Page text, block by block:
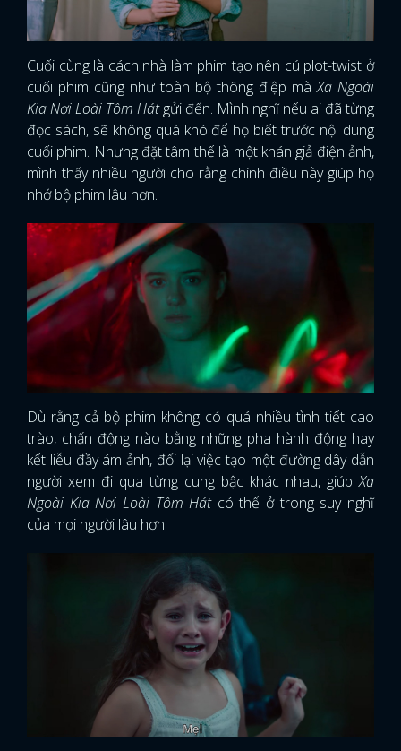
Cuối cùng là cách nhà làm phim tạo nên cú plot-twist ở
cuối phim cũng như toàn bộ thông điệp màXa Ngoài
Kia Nơi Loài Tôm Hátgửi đến. Mình nghĩ nếu ai đã từng
đọc sách, sẽ không quá khó để họ biết trước nội dung
cuối phim. Nhưng đặt tâm thế là một khán giả điện ảnh,
mình thấy nhiều người cho rằng chính điều này giúp họ
nhớ bộ phim lâu hơn.
Dù rằng cả bộ phim không có quá nhiều tình tiết cao
trào, chấn động nào bằng những pha hành động hay
kết liễu đầy ám ảnh, đổi lại việc tạo một đường dây dẫn
người xem đi qua từng cung bậc khác nhau, giúpXa
Ngoài Kia Nơi Loài Tôm Hát có thể ở trong suy nghĩ
của mọi người lâu hơn.